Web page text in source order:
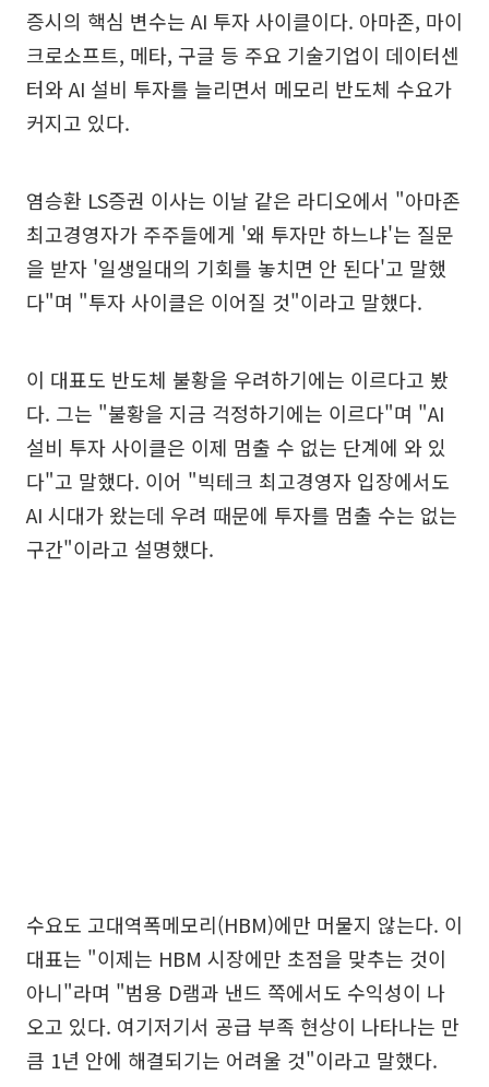
증시의 핵심 변수는 AI 투자 사이클이다. 아마존, 마이
크로소프트, 메타, 구글 등 주요 기술기업이 데이터센
터와 AI 설비 투자를 늘리면서 메모리 반도체 수요가
커지고 있다.
염승환 LS증권 이사는 이날 같은 라디오에서 "아마존
최고경영자가 주주들에게 '왜 투자만 하느냐'는 질문
을 받자 '일생일대의 기회를 놓치면 안 된다'고 말했
다"며 "투자 사이클은 이어질 것"이라고 말했다.
이 대표도 반도체 불황을 우려하기에는 이르다고 봤
다. 그는 "불황을 지금 걱정하기에는 이르다"며 "AI
설비 투자 사이클은 이제 멈출 수 없는 단계에 와 있
다"고 말했다. 이어 "빅테크 최고경영자 입장에서도
AI 시대가 왔는데 우려 때문에 투자를 멈출 수는 없는
구간"이라고 설명했다.
수요도 고대역폭메모리(HBM)에만 머물지 않는다. 이
대표는 "이제는 HBM 시장에만 초점을 맞추는 것이
아니"라며 "범용 D램과 낸드 쪽에서도 수익성이 나
오고 있다. 여기저기서 공급 부족 현상이 나타나는 만
큼 1년 안에 해결되기는 어려울 것"이라고 말했다.